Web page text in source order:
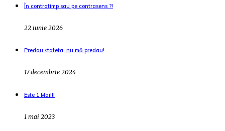
În contratimp sau pe contrasens ?!
22 iunie 2026
Predau ștafeta, nu mă predau!
17 decembrie 2024
Este 1 Mai!!!
1 mai 2023